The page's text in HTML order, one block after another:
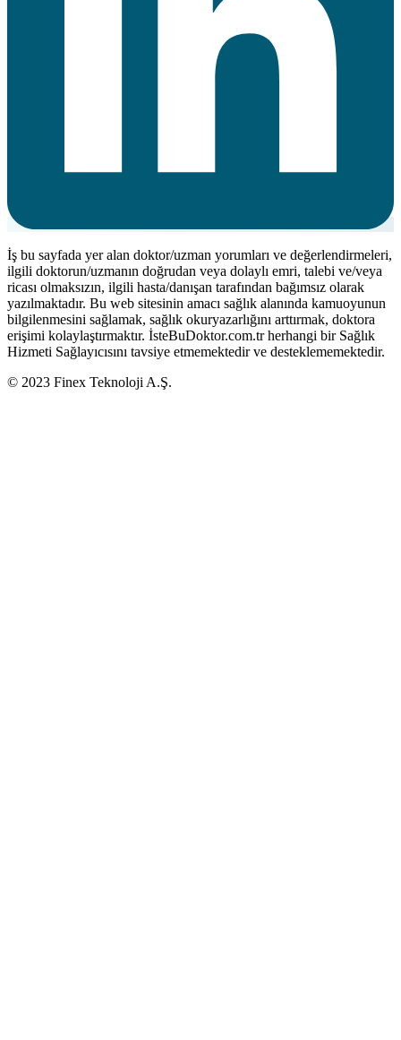
İş bu sayfada yer alan doktor/uzman yorumları ve değerlendirmeleri,
ilgili doktorun/uzmanın doğrudan veya dolaylı emri, talebi ve/veya
ricası olmaksızın, ilgili hasta/danışan tarafından bağımsız olarak
yazılmaktadır. Bu web sitesinin amacı sağlık alanında kamuoyunun
bilgilenmesini sağlamak, sağlık okuryazarlığını arttırmak, doktora
erişimi kolaylaştırmaktır. İsteBuDoktor.com.tr herhangi bir Sağlık
Hizmeti Sağlayıcısını tavsiye etmemektedir ve desteklememektedir.
© 2023 Finex Teknoloji A.Ş.